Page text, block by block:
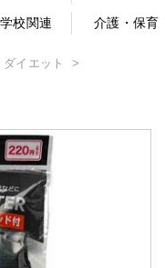
学校関連 介護・保育
イエット